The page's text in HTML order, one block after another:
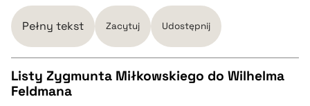
pobierz cytat
BIBTEX
pobierz cytat
Pełny tekst Zacytuj Udostępnij
Listy Zygmunta Miłkowskiego do Wilhelma
Feldmana